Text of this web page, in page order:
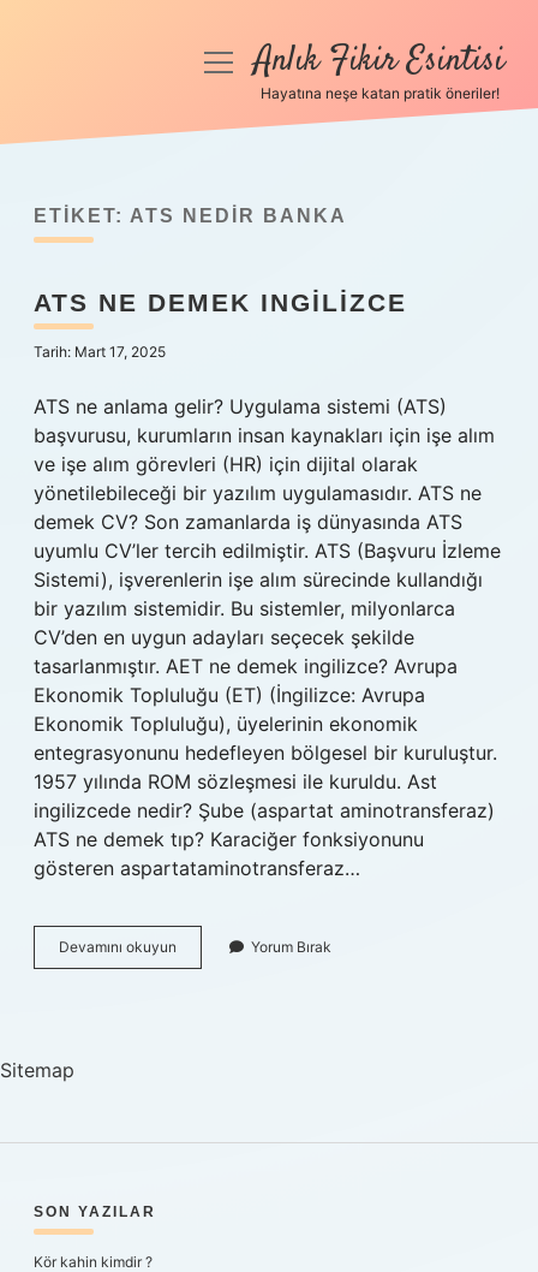
Anasayfa
Yasal Uyarı
Hakkımızda
menüyüAnlık Fikir Esintisi
Hayatına neşe katan pratik öneriler!
ETIKET: ATS NEDIR BANKA
ATS NE DEMEK INGILIZCE
Tarih: Mart 17, 2025
ATS ne anlama gelir? Uygulama sistemi (ATS)
başvurusu, kurumların insan kaynakları için işe alım
ve işe alım görevleri (HR) için dijital olarak
yönetilebileceği bir yazılım uygulamasıdır. ATS ne
demek CV? Son zamanlarda iş dünyasında ATS
uyumlu CV’ler tercih edilmiştir. ATS (Başvuru İzleme
Sistemi), işverenlerin işe alım sürecinde kullandığı
bir yazılım sistemidir. Bu sistemler, milyonlarca
CV’den en uygun adayları seçecek şekilde
tasarlanmıştır. AET ne demek ingilizce? Avrupa
Ekonomik Topluluğu (ET) (İngilizce: Avrupa
Ekonomik Topluluğu), üyelerinin ekonomik
entegrasyonunu hedefleyen bölgesel bir kuruluştur.
1957 yılında ROM sözleşmesi ile kuruldu. Ast
ingilizcede nedir? Şube (aspartat aminotransferaz)
ATS ne demek tıp? Karaciğer fonksiyonunu
gösteren aspartataminotransferaz…
Devamını okuyun
Ne
Yorum Bırak
Sitemap
SIDEBAR
SON YAZILAR
Kör kahin kimdir ?